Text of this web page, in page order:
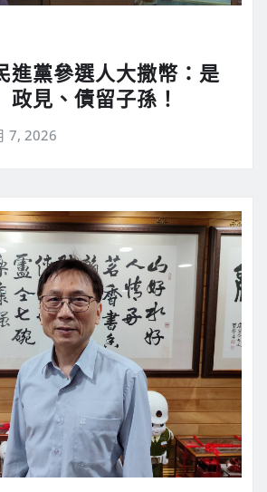
進黨參選人大撒幣：是
政見、債留子孫！
7, 2026